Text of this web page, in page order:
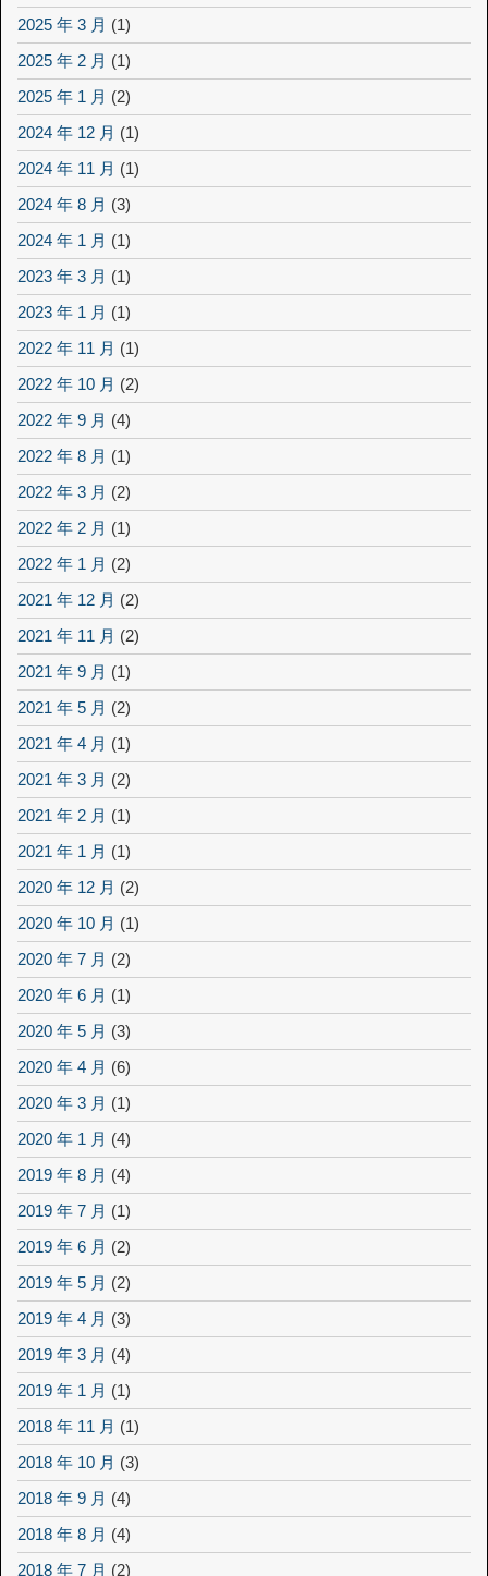
2025 年 3 月 (1)
2025 年 2 月 (1)
2025 年 1 月 (2)
2024 年 12 月 (1)
2024 年 11 月 (1)
2024 年 8 月 (3)
2024 年 1 月 (1)
2023 年 3 月 (1)
2023 年 1 月 (1)
2022 年 11 月 (1)
2022 年 10 月 (2)
2022 年 9 月 (4)
2022 年 8 月 (1)
2022 年 3 月 (2)
2022 年 2 月 (1)
2022 年 1 月 (2)
2021 年 12 月 (2)
2021 年 11 月 (2)
2021 年 9 月 (1)
2021 年 5 月 (2)
2021 年 4 月 (1)
2021 年 3 月 (2)
2021 年 2 月 (1)
2021 年 1 月 (1)
2020 年 12 月 (2)
2020 年 10 月 (1)
2020 年 7 月 (2)
2020 年 6 月 (1)
2020 年 5 月 (3)
2020 年 4 月 (6)
2020 年 3 月 (1)
2020 年 1 月 (4)
2019 年 8 月 (4)
2019 年 7 月 (1)
2019 年 6 月 (2)
2019 年 5 月 (2)
2019 年 4 月 (3)
2019 年 3 月 (4)
2019 年 1 月 (1)
2018 年 11 月 (1)
2018 年 10 月 (3)
2018 年 9 月 (4)
2018 年 8 月 (4)
2018 年 7 月 (2)